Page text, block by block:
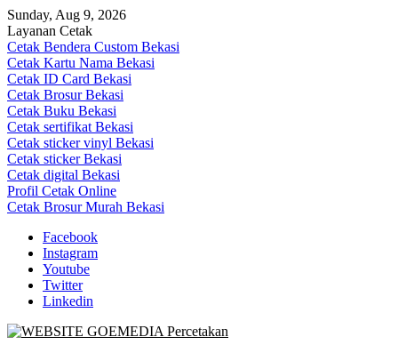
Skip
to
content
Sunday, Aug 9, 2026
Layanan Cetak
Cetak Bendera Custom Bekasi
Cetak Kartu Nama Bekasi
Cetak ID Card Bekasi
Cetak Brosur Bekasi
Cetak Buku Bekasi
Cetak sertifikat Bekasi
Cetak sticker vinyl Bekasi
Cetak sticker Bekasi
Cetak digital Bekasi
Profil Cetak Online
Cetak Brosur Murah Bekasi
Facebook
Instagram
Youtube
Twitter
Linkedin